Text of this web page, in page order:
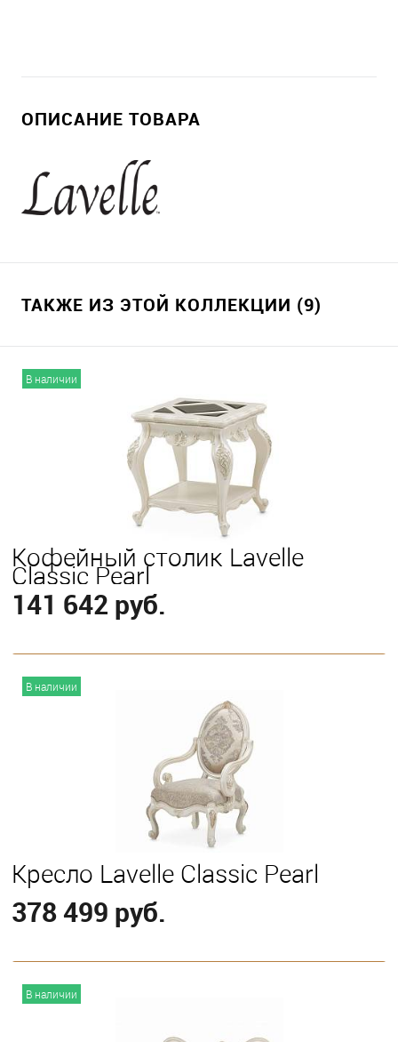
ОПИСАНИЕ ТОВАРА
ТАКЖЕ ИЗ ЭТОЙ КОЛЛЕКЦИИ (9)
В наличии
Кофейный столик Lavelle
Classic Pearl
141 642 руб.
В наличии
Кресло Lavelle Classic Pearl
378 499 руб.
В наличии